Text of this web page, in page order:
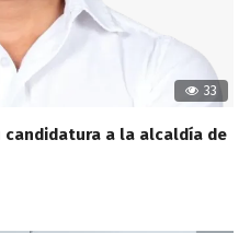
33
candidatura a la alcaldía de